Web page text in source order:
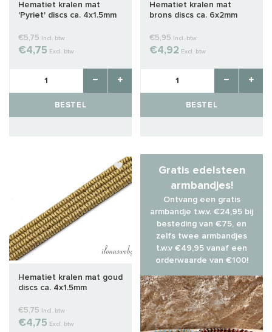
Hematiet kralen mat
'Pyriet' discs ca. 4x1.5mm
€5,75 Incl. btw
€4,75 Excl. btw
BESTEL
Hematiet kralen mat
brons discs ca. 6x2mm
€5,95 Incl. btw
€4,92 Excl. btw
BESTEL
Hematiet kralen mat goud
discs ca. 4x1.5mm
€5,75 Incl. btw
€4,75 Excl. btw
Gratis edelsteen
armbandjes!
Ontvang een gratis
armbandje t.w.v. €24,95 bij
besteding van €75, en
zelfs twee armbandjes
t.w.v €49,95 vanaf een
orderwaarde van €100!